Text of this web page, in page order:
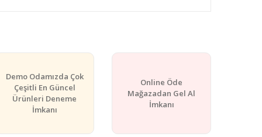
Demo Odamızda Çok
Çeşitli En Güncel
Ürünleri Deneme
İmkanı
Online Öde
Mağazadan Gel Al
İmkanı